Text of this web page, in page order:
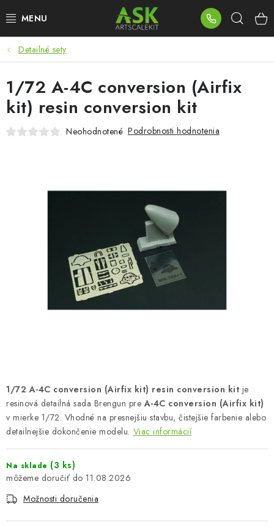
na
BLOG
SUMMER DAYS
WARHAMMER
FARBY & POMÔCKY
PUBLIKÁCIE
PREDÁVANÉ ZNAČKY
O Nás Moja objednávka Kontakty
Preprava a platba
Postup pri podávaní sťažností
Prevodník modelárskych farieb
Detailné sety
1/72 A-4C conversion (Airfix kit) resin conversion kit je
resinová detailná sada Brengun preA-4C conversion (Airfix kit)
v mierke 1/72. Vhodné na presnejšiu stavbu, čistejšie farbenie alebo
detailnejšie dokončenie modelu. Viac informácií
Na sklade (3 ks)
11.08.2026
Možnosti doručenia
1/72 A-4C conversion (Airfix
kit) resin conversion kit
Neohodnotené Podrobnosti hodnotenia